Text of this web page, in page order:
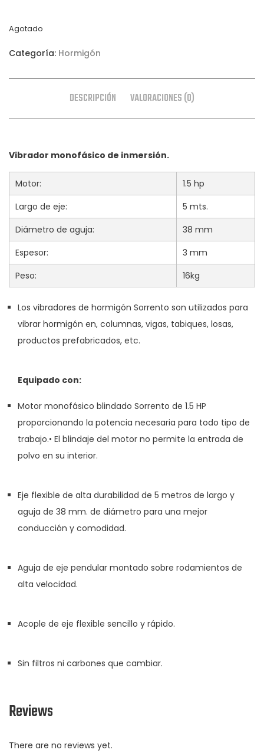
Agotado
Categoría: Hormigón
DESCRIPCIÓN VALORACIONES (0)
Vibrador monofásico de inmersión.
Motor:
1.5 hp
Largo de eje:
5 mts.
Diámetro de aguja:
38 mm
Espesor:
3 mm
Peso:
16kg
Los vibradores de hormigón Sorrento son utilizados para
vibrar hormigón en, columnas, vigas, tabiques, losas,
productos prefabricados, etc.
Equipado con:
Motor monofásico blindado Sorrento de 1.5 HP
proporcionando la potencia necesaria para todo tipo de
trabajo.• El blindaje del motor no permite la entrada de
polvo en su interior.
Eje flexible de alta durabilidad de 5 metros de largo y
aguja de 38 mm. de diámetro para una mejor
conducción y comodidad.
Aguja de eje pendular montado sobre rodamientos de
alta velocidad.
Acople de eje flexible sencillo y rápido.
Sin filtros ni carbones que cambiar.
Reviews
There are no reviews yet.